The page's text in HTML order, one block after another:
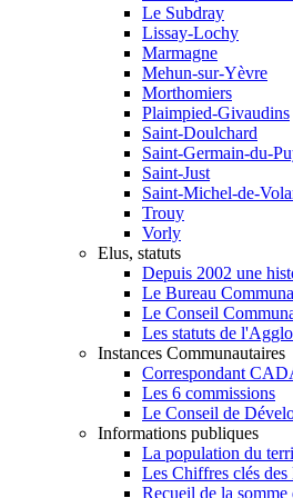
Le Subdray
Lissay-Lochy
Marmagne
Mehun-sur-Yèvre
Morthomiers
Plaimpied-Givaudins
Saint-Doulchard
Saint-Germain-du-
Saint-Just
Saint-Michel-de-
Trouy
Vorly
Elus, statuts
Depuis 2002 une
Le Bureau
Le Conseil
Les statuts de
Instances Communautaires
Correspondant
Les 6 commissions
Le Conseil de
Informations publiques
La population du
Les Chiffres clés des
Recueil de la